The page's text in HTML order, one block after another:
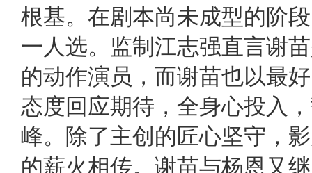
根基。在剧本尚未成型的阶
一人选。监制江志强直言谢
的动作演员，而谢苗也以最
态度回应期待，全身心投入
峰。除了主创的匠心坚守，
的薪火相传。谢苗与杨恩又